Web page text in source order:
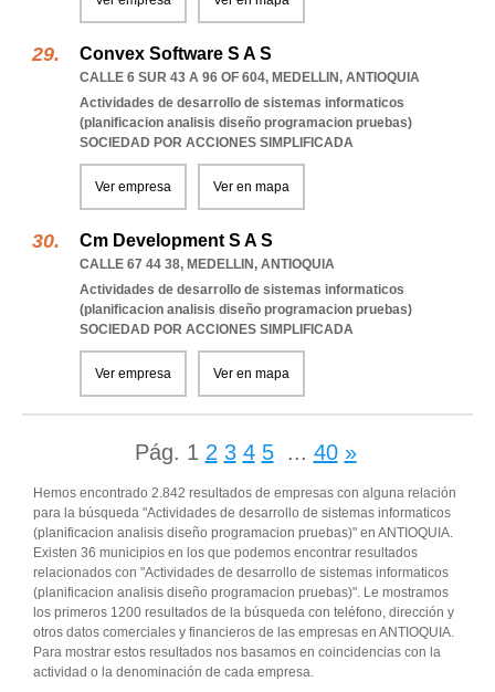
Convex Software S A S
CALLE 6 SUR 43 A 96 OF 604, MEDELLIN, ANTIOQUIA
Actividades de desarrollo de sistemas informaticos
(planificacion analisis diseño programacion pruebas)
SOCIEDAD POR ACCIONES SIMPLIFICADA
Ver empresa Ver en mapa
Cm Development S A S
CALLE 67 44 38, MEDELLIN, ANTIOQUIA
Actividades de desarrollo de sistemas informaticos
(planificacion analisis diseño programacion pruebas)
SOCIEDAD POR ACCIONES SIMPLIFICADA
Ver empresa Ver en mapa
Pág. 1 2 3 4 5 ... 40 »
Hemos encontrado 2.842 resultados de empresas con alguna relación
para la búsqueda "Actividades de desarrollo de sistemas informaticos
(planificacion analisis diseño programacion pruebas)" en ANTIOQUIA.
Existen 36 municipios en los que podemos encontrar resultados
relacionados con "Actividades de desarrollo de sistemas informaticos
(planificacion analisis diseño programacion pruebas)". Le mostramos
los primeros 1200 resultados de la búsqueda con teléfono, dirección y
otros datos comerciales y financieros de las empresas en ANTIOQUIA.
Para mostrar estos resultados nos basamos en coincidencias con la
actividad o la denominación de cada empresa.